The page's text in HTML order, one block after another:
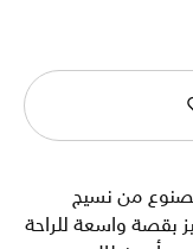
من نسيج
بقصة واسعة للراحة